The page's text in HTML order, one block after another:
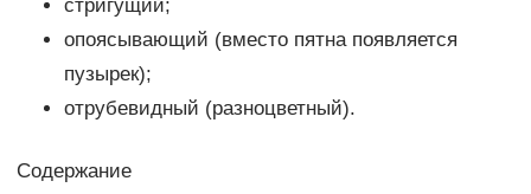
стригущий;
опоясывающий (вместо пятна появляется
пузырек);
отрубевидный (разноцветный).
Содержание